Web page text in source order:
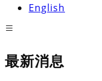
English
最新消息